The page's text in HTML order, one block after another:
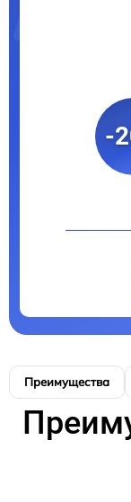
-
Преимущества